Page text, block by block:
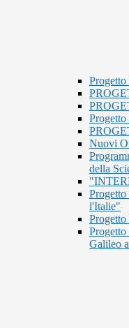
Nuovi
della
l'Italie"
Galileo